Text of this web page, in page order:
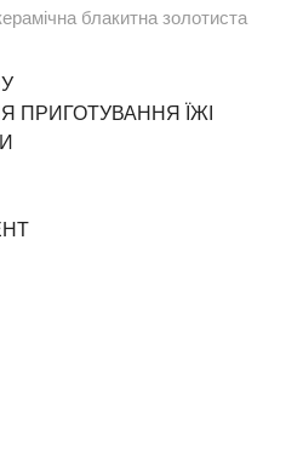
блакитна золотиста
ПРИГОТУВАННЯ ЇЖІ